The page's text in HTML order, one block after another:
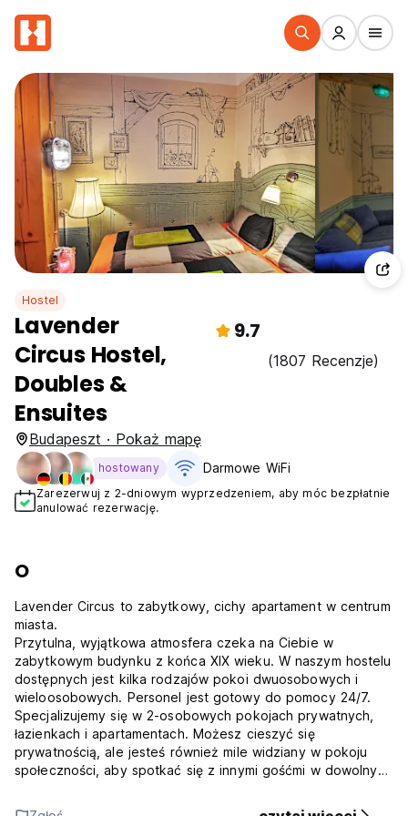
Hostel
Lavender
Circus Hostel,
Doubles &
Ensuites
9.7
(1807 Recenzje)
Budapeszt · Pokaż mapę
hostowany Darmowe WiFi
Zarezerwuj z 2-dniowym wyprzedzeniem, aby móc bezpłatnie
anulować rezerwację.
O
Lavender Circus to zabytkowy, cichy apartament w centrum
miasta.
Przytulna, wyjątkowa atmosfera czeka na Ciebie w
zabytkowym budynku z końca XIX wieku. W naszym hostelu
dostępnych jest kilka rodzajów pokoi dwuosobowych i
wieloosobowych. Personel jest gotowy do pomocy 24/7.
Specjalizujemy się w 2-osobowych pokojach prywatnych,
łazienkach i apartamentach. Możesz cieszyć się
prywatnością, ale jesteś również mile widziany w pokoju
społeczności, aby spotkać się z innymi gośćmi w dowolnym
charakter zaprojektowany przez grafików, malarzy i